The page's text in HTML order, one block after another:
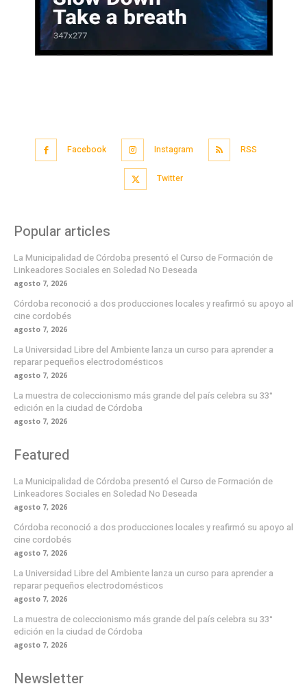
Facebook Instagram RSS
Twitter
Popular articles
La Municipalidad de Córdoba presentó el Curso de Formación de
Linkeadores Sociales en Soledad No Deseada
agosto 7, 2026
Córdoba reconoció a dos producciones locales y reafirmó su apoyo al
cine cordobés
agosto 7, 2026
La Universidad Libre del Ambiente lanza un curso para aprender a
reparar pequeños electrodomésticos
agosto 7, 2026
La muestra de coleccionismo más grande del país celebra su 33°
edición en la ciudad de Córdoba
agosto 7, 2026
Featured
La Municipalidad de Córdoba presentó el Curso de Formación de
Linkeadores Sociales en Soledad No Deseada
agosto 7, 2026
Córdoba reconoció a dos producciones locales y reafirmó su apoyo al
cine cordobés
agosto 7, 2026
La Universidad Libre del Ambiente lanza un curso para aprender a
reparar pequeños electrodomésticos
agosto 7, 2026
La muestra de coleccionismo más grande del país celebra su 33°
edición en la ciudad de Córdoba
agosto 7, 2026
Newsletter